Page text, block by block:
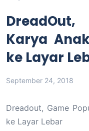
Karya
ke Layar
September 24, 2018
Dreadout, Game
ke Layar Lebar